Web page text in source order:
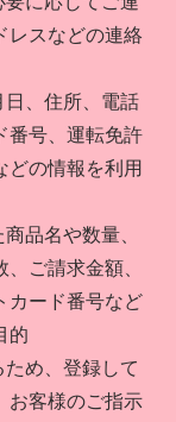
レスなどの連絡
日、住所、電話
番号、運転免許
どの情報を利用
品名や数量、
ご請求金額、
カード番号など
的
め、登録して
お客様のご指示